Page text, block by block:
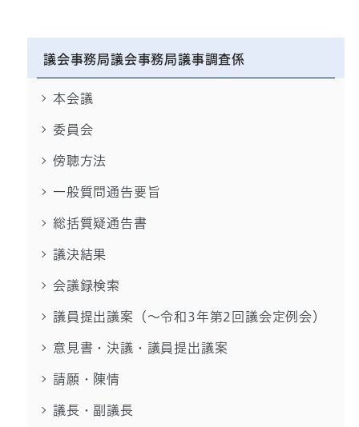
議会事務局議会事務局議事調査係
本会議
委員会
傍聴方法
一般質問通告要旨
総括質疑通告書
議決結果
会議録検索
議員提出議案（～令和3年第2回議会定例会）
意見書・決議・議員提出議案
請願・陳情
議長・副議長